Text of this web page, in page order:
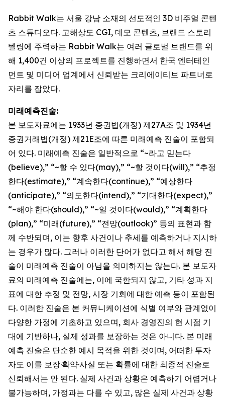
Rabbit Walk는 서울 강남 소재의 선도적인 3D 비주얼 콘텐
츠 스튜디오다. 고해상도 CGI, 데모 콘텐츠, 브랜드 스토리
텔링에 주력하는 Rabbit Walk는 여러 글로벌 브랜드를 위
해 1,400건 이상의 프로젝트를 진행하면서 한국 엔터테인
먼트 및 미디어 업계에서 신뢰받는 크리에이티브 파트너로
자리를 잡았다.
미래예측진술:
본 보도자료에는 1933년 증권법(개정) 제27A조 및 1934년
증권거래법(개정) 제21E조에 따른 미래예측 진술이 포함되
어 있다. 미래예측 진술은 일반적으로 “~라고 믿는다
(believe),” “~할 수 있다(may),” “~할 것이다(will),” “추정
한다(estimate),” “계속한다(continue),” “예상한다
(anticipate),” “의도한다(intend),” “기대한다(expect),”
“~해야 한다(should),” “~일 것이다(would),” “계획한다
(plan),” “미래(future),” “전망(outlook)” 등의 표현과 함
께 수반되며, 이는 향후 사건이나 추세를 예측하거나 지시하
는 경우가 많다. 그러나 이러한 단어가 없다고 해서 해당 진
술이 미래예측 진술이 아님을 의미하지는 않는다. 본 보도자
료의 미래예측 진술에는, 이에 국한되지 않고, 기타 성과 지
표에 대한 추정 및 전망, 시장 기회에 대한 예측 등이 포함된
다. 이러한 진술은 본 커뮤니케이션에 식별 여부와 관계없이
다양한 가정에 기초하고 있으며, 회사 경영진의 현 시점 기
대에 기반하나, 실제 성과를 보장하는 것은 아니다. 본 미래
예측 진술은 단순한 예시 목적을 위한 것이며, 어떠한 투자
자도 이를 보장·확약·사실 또는 확률에 대한 최종적 진술로
신뢰해서는 안 된다. 실제 사건과 상황은 예측하기 어렵거나
불가능하며, 가정과는 다를 수 있고, 많은 실제 사건과 상황